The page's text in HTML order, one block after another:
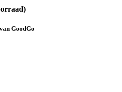
GoodGo